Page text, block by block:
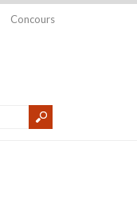
Concours